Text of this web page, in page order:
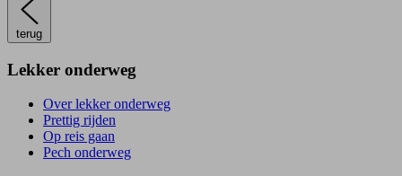
terug
Lekker onderweg
Over lekker onderweg
Prettig rijden
Op reis gaan
Pech onderweg